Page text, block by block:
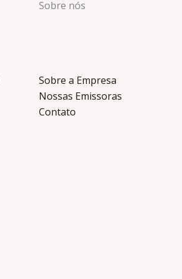
Sobre nós
Sobre a Empresa
Nossas Emissoras
Contato